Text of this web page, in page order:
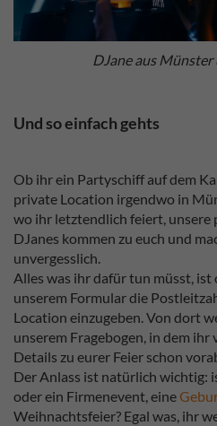
DJane aus
Und so einfach gehts
Ob ihr ein Partyschiff auf dem
private Location irgendwo in
wo ihr letztendlich feiert, unsere
DJanes kommen zu euch und
unvergesslich.
Alles was ihr dafür tun müsst, ist
unserem Formular die
Location einzugeben. Von dort
unserem Fragebogen, in dem
Details zu eurer Feier schon
Der Anlass ist natürlich wichtig:
oder ein Firmenevent, eine
Weihnachtsfeier? Egal was, ihr